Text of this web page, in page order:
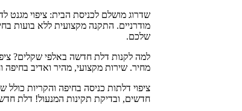
שדרוג מושלם לכניסת הבית: ציפוי מגנט
מודרניים. התקנה מקצועית ללא בועות
שלכם.
למה לקנות דלת חדשה באלפי שקלים?
מחיר. שירות מקצועי, מהיר ואדיב
ציפוי דלתות כניסה בחיפה והקריות כולל
חדשים, ובדיקת תקינות המנעול! דלת